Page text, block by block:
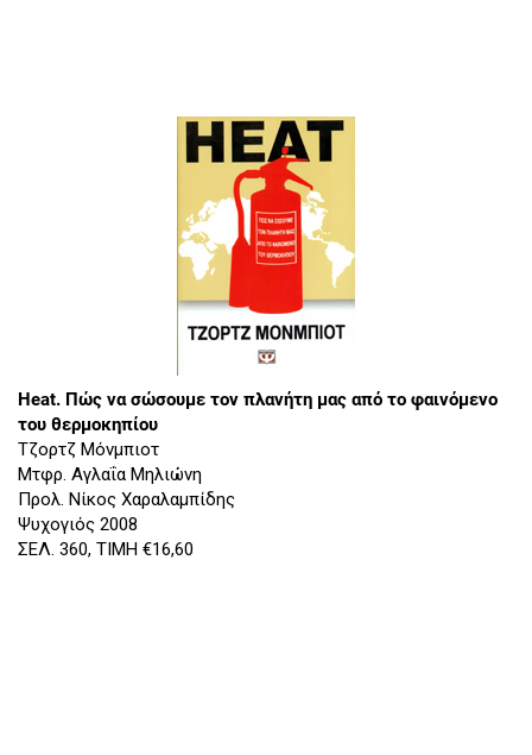
Ηeat. Πώς να σώσουμε τον πλανήτη μας από το φαινόμενο
του θερμοκηπίου
Τζορτζ Μόνμπιοτ
Mτφρ. Αγλαΐα Μηλιώνη
Προλ. Νίκος Χαραλαμπίδης
Ψυχογιός 2008
ΣΕΛ. 360, ΤΙΜΗ €16,60